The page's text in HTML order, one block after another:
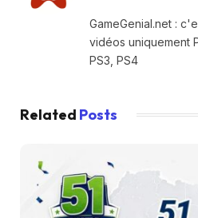
GameGenial.net :
vidéos uniquement
PS3, PS4
Related Posts